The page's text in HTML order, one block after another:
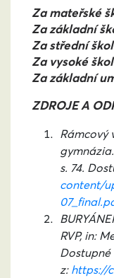
Za mateřské
Za základní
Za střední
Za vysoké
Za základní
ZDROJE A
Rámcový
s. 74.
content/
RVP, in:
Dostupné
z: https://